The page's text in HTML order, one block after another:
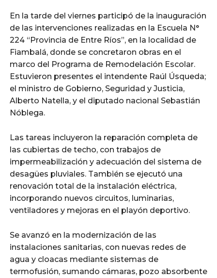
En la tarde del viernes participó de la inauguración
de las intervenciones realizadas en la Escuela N°
224 “Provincia de Entre Ríos”, en la localidad de
Fiambalá, donde se concretaron obras en el
marco del Programa de Remodelación Escolar.
Estuvieron presentes el intendente Raúl Úsqueda;
el ministro de Gobierno, Seguridad y Justicia,
Alberto Natella, y el diputado nacional Sebastián
Nóblega.
Las tareas incluyeron la reparación completa de
las cubiertas de techo, con trabajos de
impermeabilización y adecuación del sistema de
desagües pluviales. También se ejecutó una
renovación total de la instalación eléctrica,
incorporando nuevos circuitos, luminarias,
ventiladores y mejoras en el playón deportivo.
Se avanzó en la modernización de las
instalaciones sanitarias, con nuevas redes de
agua y cloacas mediante sistemas de
termofusión, sumando cámaras, pozo absorbente